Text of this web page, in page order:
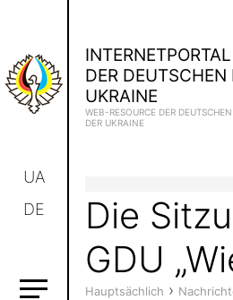
UA
DE
INTERNETPORTAL
DER DEUTSCHEN
UKRAINE
WEB-RESOURCE DER
DER UKRAINE
Die
GDU
Hauptsächlich ›